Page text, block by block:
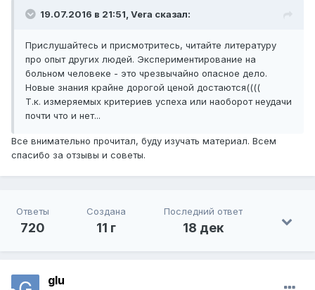
19.07.2016 в 21:51, Vera сказал:
Прислушайтесь и присмотритесь, читайте литературу
про опыт других людей. Экспериментирование на
больном человеке - это чрезвычайно опасное дело.
Новые знания крайне дорогой ценой достаются((((
Т.к. измеряемых критериев успеха или наоборот неудачи
почти что и нет...
Все внимательно прочитал, буду изучать материал. Всем
спасибо за отзывы и советы.
Ответы
720
Создана
11 г
Последний ответ
18 дек
glu